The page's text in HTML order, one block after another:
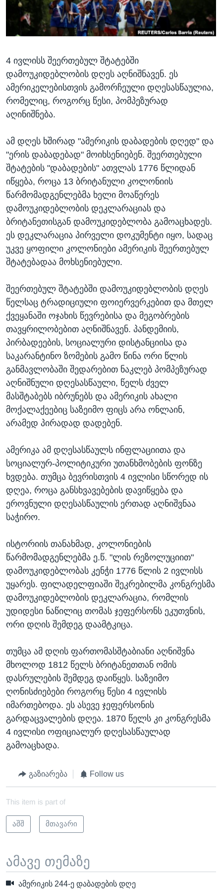
ᲡᲢᲣᲓᲘᲐ ᲕᲐᲨᲘᲜᲒᲢᲝᲜᲘ
ᲔᲙᲝᲜᲝᲛᲘᲙᲐ
ᲯᲐᲜᲛᲠᲗᲔᲚᲝᲑᲐ
ᲘᲜᲢᲔᲠᲕᲘᲣ
ᲙᲣᲚᲢᲣᲠᲐ
ᲒᲐᲚᲘᲚᲔᲝ
ᲓᲔᲖᲘᲜᲤᲝᲠᲛᲐᲪᲘᲐ
Learning English
ენები
4 ივლისს შეერთებულ შტატებში
დამოუკიდებლობის დღეს აღნიშნავენ. ეს
ამერიკელებისთვის გამორჩეული დღესასწაულია,
რომელიც, როგორც წესი, პომპეზურად
აღინიშნება.
ამ დღეს ხშირად "ამერიკის დაბადების დღედ" და
"ერის დაბადებად" მოიხსენიებენ. შეერთებული
შტატების "დაბადების" ათვლას 1776 წლიდან
იწყება, როცა 13 ბრიტანული კოლონიის
წარმომადგენლებმა ხელი მოაწერეს
დამოუკიდებლობის დეკლარაციას და
ბრიტანეთისგან დამოუკიდებლობა გამოაცხადეს.
ეს დეკლარაცია პირველი დოკუმენტი იყო, სადაც
უკვე ყოფილი კოლონიები ამერიკის შეერთებულ
შტატებადაა მოხსენიებული.
შეერთებულ შტატებში დამოუკიდებლობის დღეს
წელსაც ტრადიციული ფოიერვერკებით და მთელ
ქვეყანაში ოჯახის წევრებისა და მეგობრების
თავყრილობებით აღნიშნავენ. პანდემიის,
პირბადეების, სოციალური დისტანციისა და
საკარანტინო ზომების გამო წინა ორი წლის
განმავლობაში შედარებით ნაკლებ პომპეზურად
აღნიშნული დღესასწაული, წელს ძველ
მასშტაბებს იბრუნებს და ამერიკის ახალი
მოქალაქეებიც საზეიმო ფიცს არა ონლაინ,
არამედ პირადად დადებენ.
ამერიკა ამ დღესასწაულს ინფლაციითა და
სოციალურ-პოლიტიკური უთანხმობების ფონზე
ხვდება. თუმცა ბევრისთვის 4 ივლისი სწორედ ის
დღეა, როცა განსხვავებების დავიწყება და
ეროვნული დღესასწაულის ერთად აღნიშვნაა
საჭირო.
ისტორიის თანახმად, კოლონიების
წარმომადგენლებმა ე.წ. "ლის რეზოლუციით"
დამოუკიდებლობას კენჭი 1776 წლის 2 ივლისს
უყარეს. ფილადელფიაში შეკრებილმა კონგრესმა
დამოუკიდებლობის დეკლარაცია, რომლის
უდიდესი ნაწილიც თომას ჯეფერსონს ეკუთვნის,
ორი დღის შემდეგ დაამტკიცა.
თუმცა ამ დღის ფართომასშტაბიანი აღნიშვნა
მხოლოდ 1812 წელს ბრიტანეთთან ომის
დასრულების შემდეგ დაიწყეს. საზეიმო
ღონისძიებები როგორც წესი 4 ივლისს
იმართებოდა. ეს ასევე ჯეფერსონის
გარდაცვალების დღეა. 1870 წელს კი კონგრესმა
4 ივლისი ოფიციალურ დღესასწაულად
გამოაცხადა.
გაზიარება Follow us
This item is part of
აშშ მთავარი
ამავე თემაზე
ამერიკის 244-ე დაბადების დღე